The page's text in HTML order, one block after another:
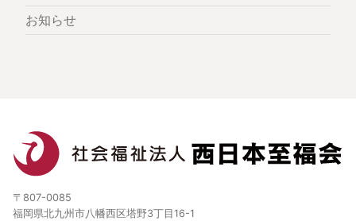
お知らせ
〒807-0085
福岡県北九州市八幡西区塔野3丁目16-1